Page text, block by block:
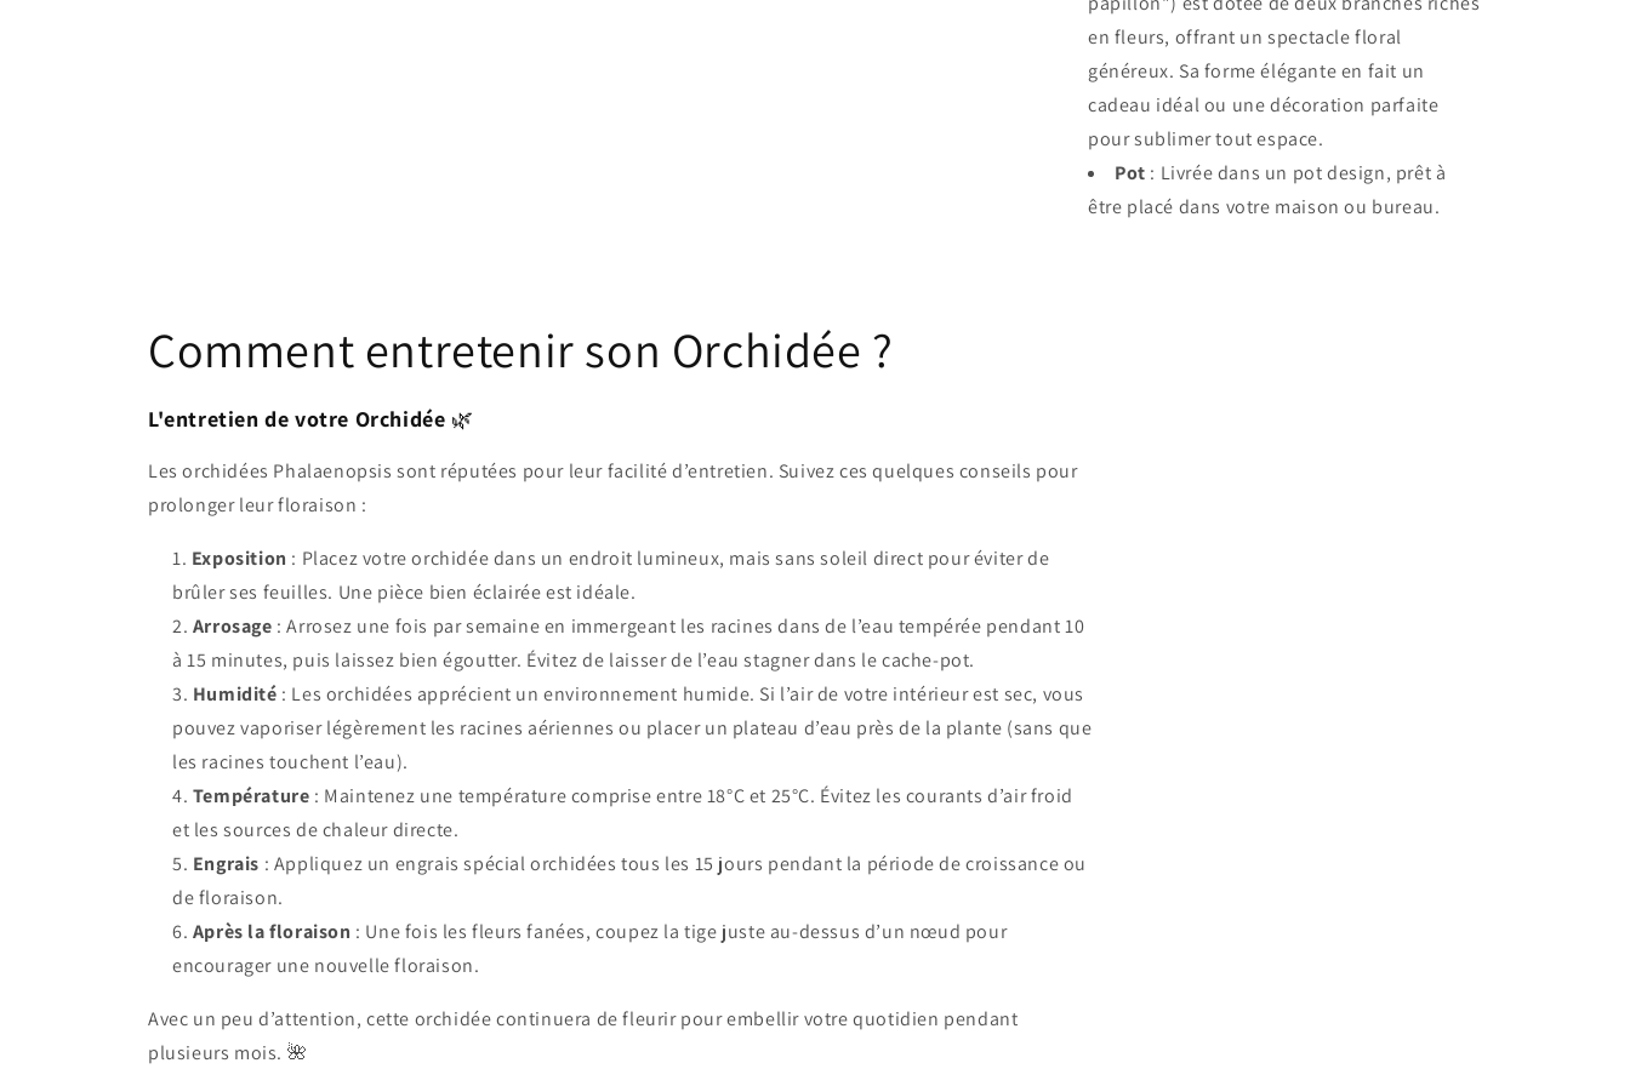
en fleurs, offrant un spectacle floral
généreux. Sa forme élégante en fait un
cadeau idéal ou une décoration parfaite
pour sublimer tout espace.
Pot : Livrée dans un pot design, prêt à
être placé dans votre maison ou bureau.
Comment entretenir son Orchidée ?
L'entretien de votre Orchidée 🌿
Les orchidées Phalaenopsis sont réputées pour leur facilité d’entretien. Suivez ces quelques conseils pour
prolonger leur floraison :
Exposition : Placez votre orchidée dans un endroit lumineux, mais sans soleil direct pour éviter de
brûler ses feuilles. Une pièce bien éclairée est idéale.
Arrosage : Arrosez une fois par semaine en immergeant les racines dans de l’eau tempérée pendant 10
à 15 minutes, puis laissez bien égoutter. Évitez de laisser de l’eau stagner dans le cache-pot.
Humidité : Les orchidées apprécient un environnement humide. Si l’air de votre intérieur est sec, vous
pouvez vaporiser légèrement les racines aériennes ou placer un plateau d’eau près de la plante (sans que
les racines touchent l’eau).
Température : Maintenez une température comprise entre 18°C et 25°C. Évitez les courants d’air froid
et les sources de chaleur directe.
Engrais : Appliquez un engrais spécial orchidées tous les 15 jours pendant la période de croissance ou
de floraison.
Après la floraison : Une fois les fleurs fanées, coupez la tige juste au-dessus d’un nœud pour
encourager une nouvelle floraison.
Avec un peu d’attention, cette orchidée continuera de fleurir pour embellir votre quotidien pendant
plusieurs mois. 🌺